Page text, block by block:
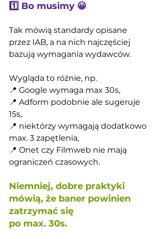
1️⃣ Bo musimy 😀
Tak mówią standardy opisane
przez IAB, a na nich najczęściej
bazują wymagania wydawców.
Wygląda to różnie, np.
📍 Google wymaga max 30s,
📍 Adform podobnie ale sugeruje
15s,
📍 niektórzy wymagają dodatkowo
max. 3 zapętlenia,
📍 Onet czy Filmweb nie mają
ograniczeń czasowych.
Niemniej, dobre praktyki
mówią, że baner powinien
zatrzymać się
po max. 30s.